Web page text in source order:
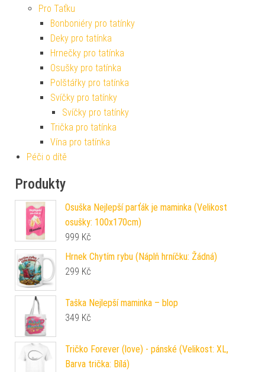
Pro Taťku
Bonboniéry pro tatínky
Deky pro tatínka
Hrnečky pro tatínka
Osušky pro tatínka
Polštářky pro tatínka
Svíčky pro tatínky
Svíčky pro tatínky
Trička pro tatínka
Vína pro tatínka
Péči o dítě
Produkty
Osuška Nejlepší parťák je maminka (Velikost
osušky: 100x170cm)
999 Kč
Hrnek Chytím rybu (Náplň hrníčku: Žádná)
299 Kč
Taška Nejlepší maminka – blop
349 Kč
Tričko Forever (love) - pánské (Velikost: XL,
Barva trička: Bílá)